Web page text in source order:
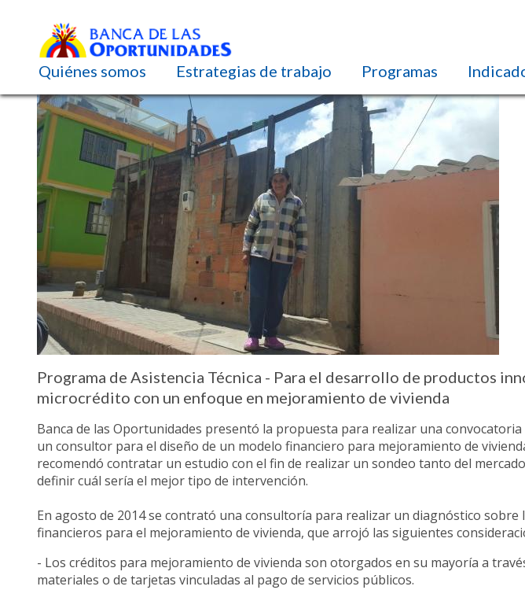
Pasar
contenido
principal
Navegación principal
Quiénes somos Estrategias de trabajo Programas
Programa de Asistencia Técnica - Para el desarrollo de productos
microcrédito con un enfoque en mejoramiento de vivienda
Banca de las Oportunidades presentó la propuesta para realizar una
un consultor para el diseño de un modelo financiero para mejoramiento de
recomendó contratar un estudio con el fin de realizar un sondeo tanto del
definir cuál sería el mejor tipo de intervención.
En agosto de 2014 se contrató una consultoría para realizar un diagnóstico
financieros para el mejoramiento de vivienda, que arrojó las siguientes
- Los créditos para mejoramiento de vivienda son otorgados en su mayoría a
materiales o de tarjetas vinculadas al pago de servicios públicos.